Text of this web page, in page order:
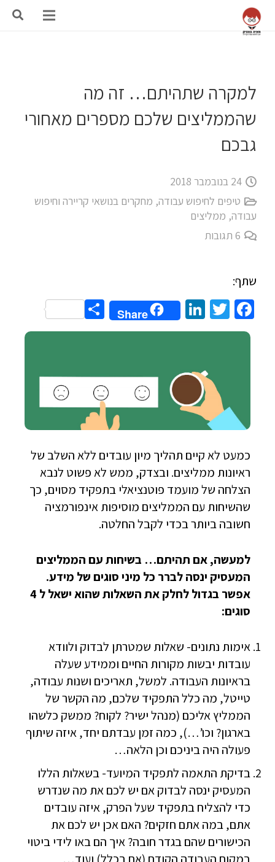
למקרה שתהיתם… זה מה
שהממליצים שלכם מספרים מאחורי
גבכם
24 בנובמבר 2018
טיפים לחיפוש עבודה, מחקרים בנושאי קריירה וחיפוש
עבודה, ממליצים
6 תגובות
שתף:
Facebook
Twitter
LinkedIn
Share
Share
כמעט לא קיים תהליך מיון עובדים ללא השלב של
ראיונות ממליצים. ובצדק, ממש לא פשוט לנבא
הצלחה של מועמד פוטנציאלי בתפקיד מסוים, כך
שהשיחות עם הממליצים מוסיפות אינפורמציה
חשובה ביותר בכדי לקבל החלטה.
למעשה, אם תהיתם… בשיחות עם הממליצים
המעסיק ינסה לברר כל מיני סוגים של מידע.
אפשר בגדול לחלק את השאלות שהוא ישאל ל 4
סוגים:
אימות נתונים- שאלות שמטרתן לבדוק ולוודא
עובדות יבשות מקורות החיים וממידע שעלה
בראיונות העבודה. למשל, תאריכים ושנות עבודה,
טייטל, מה כלל התפקיד שלכם, מה הקשר של
הממליץ אליכם (מנהל ישיר? לקוח? ממשק כלשהו
בארגון? וכו’…), כמה זמן עבדתם יחד, איזה שיתוף
פעולה היה ביניכם וכן הלאה…
בדיקת התאמה לתפקיד המיועד- בשאלות הללו
המעסיק ינסה לבדוק אם יש לכם את מה שנדרש
כדי להצליח בתפקיד שעל הפרק, איזה עובדים
אתם, במה אתם חזקים? האם אכן יש לכם את
הכישורים שהם בגדר חובה? איך הם באו לידי ביטוי